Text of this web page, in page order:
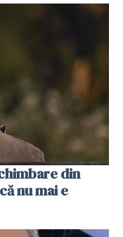
din
nu mai e